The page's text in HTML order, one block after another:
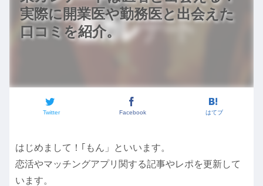
実際に開業医や勤務医と出会えた
口コミを紹介。
Twitter Facebook はてブ
はじめまして！｢もん」といいます。
恋活やマッチングアプリ関する記事やレポを更新して
います。